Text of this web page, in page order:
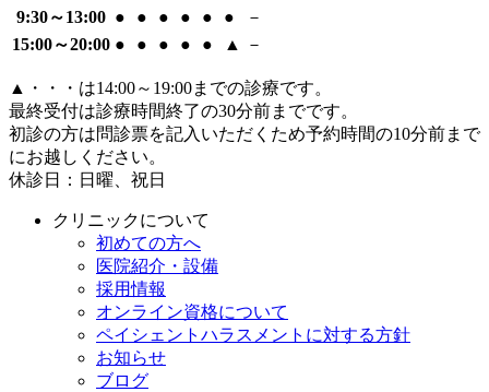
9:30～13:00 ● ● ● ● ● ●
－
15:00～20:00 ● ● ● ● ● ▲ －
▲
・・・は14:00～19:00までの診療です。
最終受付は診療時間終了の30分前までです。
初診の方は問診票を記入いただくため予約時間の10分前まで
にお越しください。
休診日：日曜、祝日
クリニックについて
初めての方へ
医院紹介・設備
採用情報
オンライン資格について
ペイシェントハラスメントに対する方針
お知らせ
ブログ